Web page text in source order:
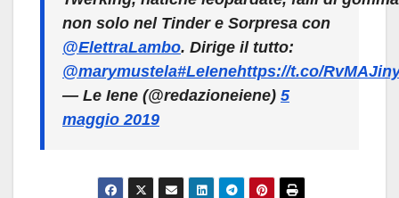
non solo nel Tinder e Sorpresa con
@ElettraLambo. Dirige il tutto:
@marymustela#LeIenehttps://t.co/
— Le Iene (@redazioneiene) 5
maggio 2019